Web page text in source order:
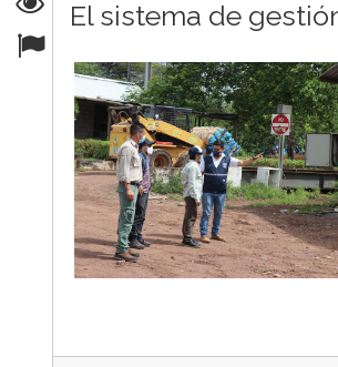
El sistema de